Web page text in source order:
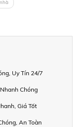
Uy Tín 24/7
Chóng
Giá Tốt
An Toàn